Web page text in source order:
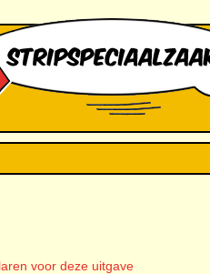
voor deze uitgave